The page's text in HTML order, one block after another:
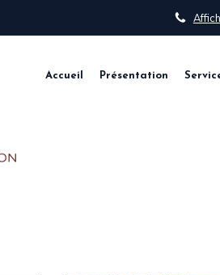
Accueil Présentation